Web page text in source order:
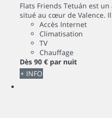
Flats Friends Tetuán est
situé au cœur de Valence.
Accès Internet
Climatisation
TV
Chauffage
Dès 90 € par nuit
+ INFO